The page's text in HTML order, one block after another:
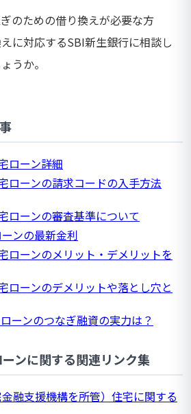
のための借り換えが必要な方
に対応するSBI新生銀行に相談し
うか。
ローン詳細
ローンの請求コードの入手方法
ローンの審査基準について
ンの最新金利
ローンのメリット・デメリットを
ローンのデメリットや落とし穴と
ーンのつなぎ融資の実力は？
ンに関する関連リンク集
融支援機構を所管）住宅に関する